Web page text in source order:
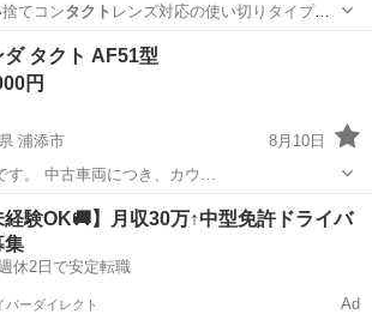
てコンタクト レンズ対応の使い切りタイプの
中央林間駅 その他
ダ タクト AF51型
円
浦添市
8月10日
す。 中古車両につき、カウ…
ンダ
経験OK🚚】月収30万↑中型免許ドライバ
集
休2日で安定転職
バーダイレクト Ad